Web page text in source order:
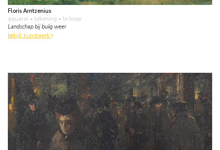
Floris Arntzenius
aquarel • tekening • te koop
Landschap bij buiïg weer
bekijk kunstwerk